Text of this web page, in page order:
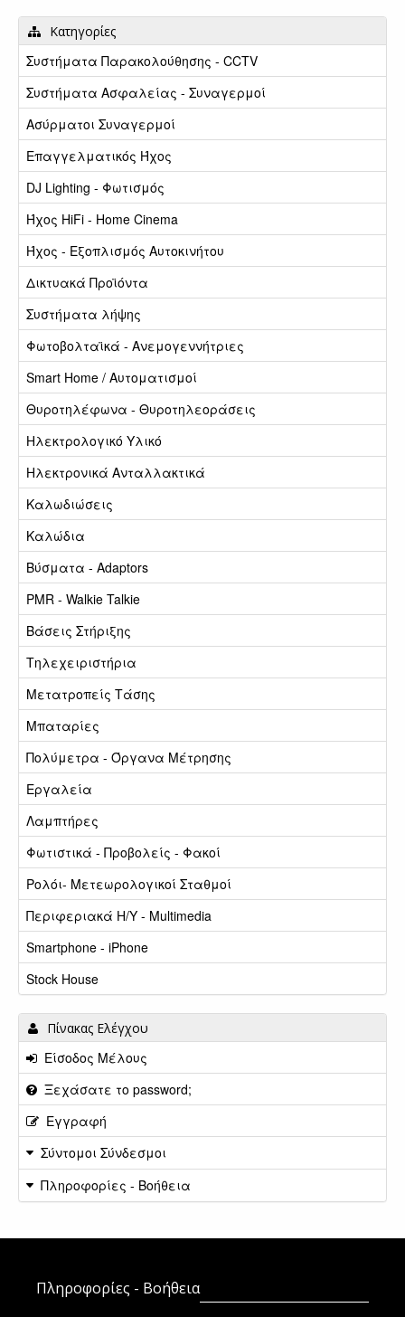
Κατηγορίες
Συστήματα Παρακολούθησης - CCTV
Συστήματα Ασφαλείας - Συναγερμοί
Ασύρματοι Συναγερμοί
Επαγγελματικός Ήχος
DJ Lighting - Φωτισμός
Ήχος HiFi - Home Cinema
Ήχος - Εξοπλισμός Αυτοκινήτου
Δικτυακά Προϊόντα
Συστήματα λήψης
Φωτοβολταϊκά - Ανεμογεννήτριες
Smart Home / Αυτοματισμοί
Θυροτηλέφωνα - Θυροτηλεοράσεις
Ηλεκτρολογικό Υλικό
Ηλεκτρονικά Ανταλλακτικά
Καλωδιώσεις
Καλώδια
Βύσματα - Adaptors
PMR - Walkie Talkie
Βάσεις Στήριξης
Τηλεχειριστήρια
Μετατροπείς Τάσης
Μπαταρίες
Πολύμετρα - Όργανα Μέτρησης
Εργαλεία
Λαμπτήρες
Φωτιστικά - Προβολείς - Φακοί
Ρολόι- Μετεωρολογικοί Σταθμοί
Περιφεριακά Η/Υ - Multimedia
Smartphone - iPhone
Stock House
Πίνακας Ελέγχου
Είσοδος Μέλους
Ξεχάσατε το password;
Εγγραφή
Σύντομοι Σύνδεσμοι
Πληροφορίες - Βοήθεια
Πληροφορίες - Βοήθεια